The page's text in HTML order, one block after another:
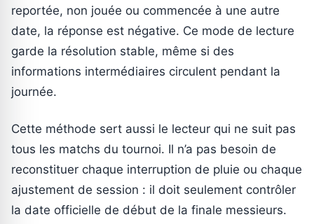
reportée, non jouée ou commencée à une autre
date, la réponse est négative. Ce mode de lecture
garde la résolution stable, même si des
informations intermédiaires circulent pendant la
journée.
Cette méthode sert aussi le lecteur qui ne suit pas
tous les matchs du tournoi. Il n’a pas besoin de
reconstituer chaque interruption de pluie ou chaque
ajustement de session : il doit seulement contrôler
la date officielle de début de la finale messieurs.